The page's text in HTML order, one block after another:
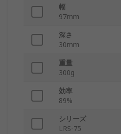
幅
97mm
深さ
30mm
重量
300g
効率
89%
シリーズ
LRS-75